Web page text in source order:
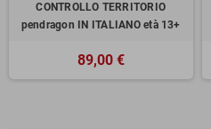
CONTROLLO TERRITORIO
pendragon IN ITALIANO età 13+
89,00 €